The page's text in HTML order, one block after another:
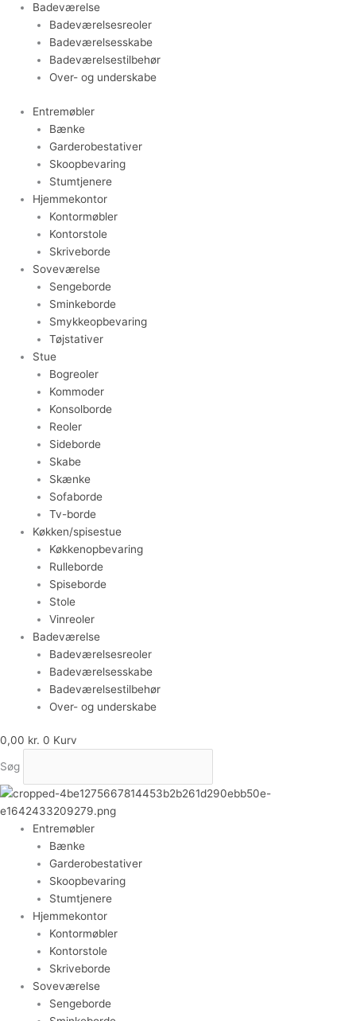
Badeværelse
Badeværelsesreoler
Badeværelsesskabe
Badeværelsestilbehør
Over- og underskabe
Entremøbler
Bænke
Garderobestativer
Skoopbevaring
Stumtjenere
Hjemmekontor
Kontormøbler
Kontorstole
Skriveborde
Soveværelse
Sengeborde
Sminkeborde
Smykkeopbevaring
Tøjstativer
Stue
Bogreoler
Kommoder
Konsolborde
Reoler
Sideborde
Skabe
Skænke
Sofaborde
Tv-borde
Køkken/spisestue
Køkkenopbevaring
Rulleborde
Spiseborde
Stole
Vinreoler
Badeværelse
Badeværelsesreoler
Badeværelsesskabe
Badeværelsestilbehør
Over- og underskabe
0,00 kr. 0 Kurv
Søg
Entremøbler
Bænke
Garderobestativer
Skoopbevaring
Stumtjenere
Hjemmekontor
Kontormøbler
Kontorstole
Skriveborde
Soveværelse
Sengeborde